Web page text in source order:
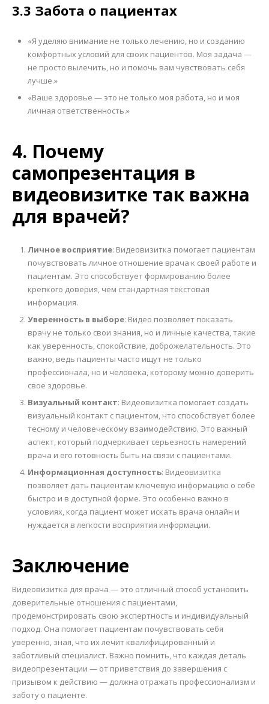
3.3 Забота о пациентах
«Я уделяю внимание не только лечению, но и созданию
комфортных условий для своих пациентов. Моя задача —
не просто вылечить, но и помочь вам чувствовать себя
лучше.»
«Ваше здоровье — это не только моя работа, но и моя
личная ответственность.»
4. Почему
самопрезентация в
видеовизитке так важна
для врачей?
Личное восприятие: Видеовизитка помогает пациентам
почувствовать личное отношение врача к своей работе и
пациентам. Это способствует формированию более
крепкого доверия, чем стандартная текстовая
информация.
Уверенность в выборе: Видео позволяет показать
врачу не только свои знания, но и личные качества, такие
как уверенность, спокойствие, доброжелательность. Это
важно, ведь пациенты часто ищут не только
профессионала, но и человека, которому можно доверить
свое здоровье.
Визуальный контакт: Видеовизитка помогает создать
визуальный контакт с пациентом, что способствует более
тесному и человеческому взаимодействию. Это важный
аспект, который подчеркивает серьезность намерений
врача и его готовность быть на связи с пациентами.
Информационная доступность: Видеовизитка
позволяет дать пациентам ключевую информацию о себе
быстро и в доступной форме. Это особенно важно в
условиях, когда пациент может искать врача онлайн и
нуждается в легкости восприятия информации.
Заключение
Видеовизитка для врача — это отличный способ установить
доверительные отношения с пациентами,
продемонстрировать свою экспертность и индивидуальный
подход. Она помогает пациентам почувствовать себя
уверенно, зная, что их лечит квалифицированный и
заботливый специалист. Важно помнить, что каждая деталь
видеопрезентации — от приветствия до завершения с
призывом к действию — должна отражать профессионализм и
заботу о пациенте.